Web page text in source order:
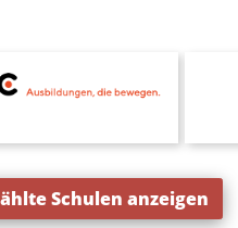
Schulen anzeigen